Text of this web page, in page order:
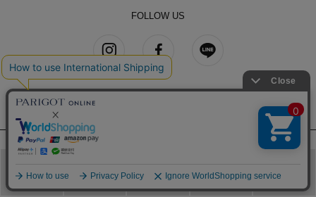
ブランド 閲覧履歴
FOLLOW US
SHOP LIST
Le GRAND CLOSET de PARIGOT
麻布台ヒルズ